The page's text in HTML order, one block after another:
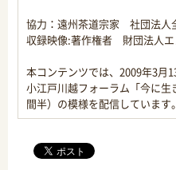
協力：遠州茶道宗家 社団法人
収録映像:著作権者 財団法人エ
本コンテンツでは、2009年3月
小江戸川越フォーラム「今に
間半）の模様を配信しています。